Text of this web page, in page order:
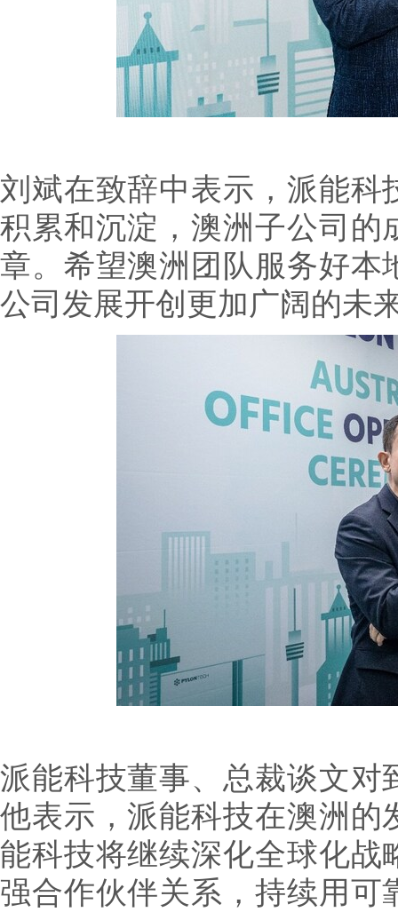
刘斌在致辞中表示，派能
积累和沉淀，澳洲子公司的
章。希望澳洲团队服务好本
公司发展开创更加广阔的未
派能科技董事、总裁谈文对
他表示，派能科技在澳洲的
能科技将继续深化全球化
强合作伙伴关系，持续用